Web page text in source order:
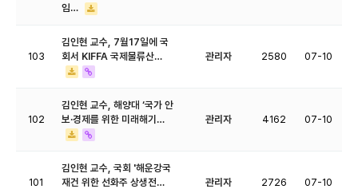
임…
103
김인현 교수, 7월17일에 국
회서 KIFFA 국제물류산…
관리자 2580 07-10
102
김인현 교수, 해양대 ‘국가 안
보·경제를 위한 미래해기…
관리자 4162 07-10
101
김인현 교수, 국회 '해운강국
재건 위한 선화주 상생전…
관리자 2726 07-10